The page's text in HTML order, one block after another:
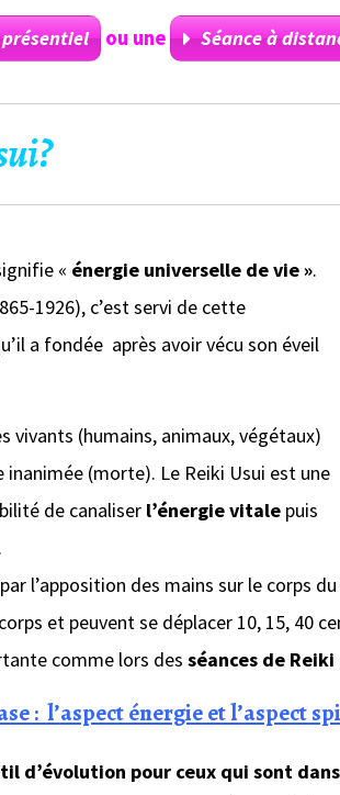
présentiel ou une Séance à
« énergie universelle de vie ».
1926), c’est servi de cette
a fondée après avoir vécu son éveil
vivants (humains, animaux, végétaux)
(morte). Le Reiki Usui est une
de canaliserl’énergie vitale puis
l’apposition des mains sur le corps
et peuvent se déplacer 10, 15, 40
comme lors des séances de
: l’aspect énergieet l’aspect
d’évolution pour ceux qui sont